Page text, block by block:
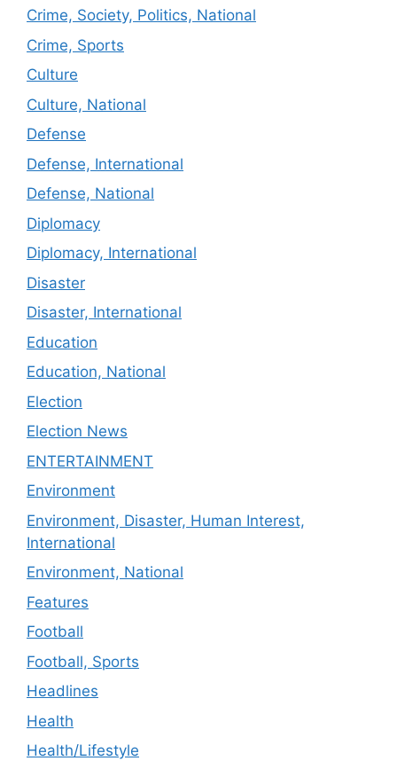
Crime, Society, Politics, National
Crime, Sports
Culture
Culture, National
Defense
Defense, International
Defense, National
Diplomacy
Diplomacy, International
Disaster
Disaster, International
Education
Education, National
Election
Election News
ENTERTAINMENT
Environment
Environment, Disaster, Human Interest,
International
Environment, National
Features
Football
Football, Sports
Headlines
Health
Health/Lifestyle